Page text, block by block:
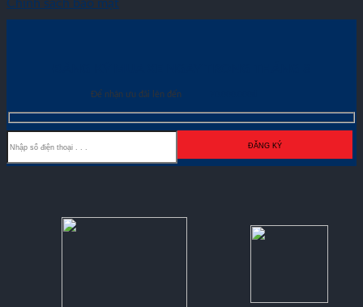
Chính sách bảo mật
Để nhận ưu đãi lên đến